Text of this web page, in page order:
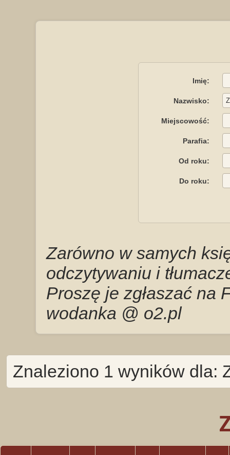
Imię:
Nazwisko:
Miejscowość:
Parafia:
Od roku:
Do roku:
Zarówno w samych
odczytywaniu i
Proszę je zgłaszać na
wodanka @ o2.pl
Znaleziono 1 wyników dla: